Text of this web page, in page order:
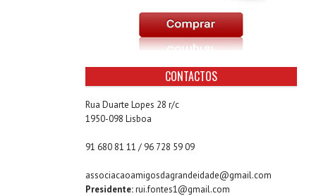
CONTACTOS
Rua Duarte Lopes 28 r/c
1950-098 Lisboa
91 680 81 11 / 96 728 59 09
associacaoamigosdagrandeidade@gmail.com
Presidente:rui.fontes1@gmail.com